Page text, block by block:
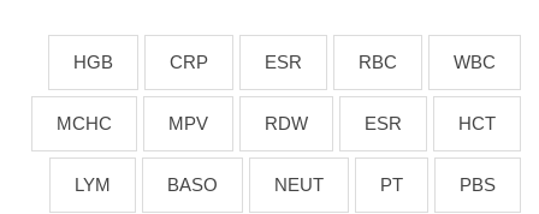
WBC
RBC
ESR
CRP
HGB
HCT
ESR
RDW
MPV
MCHC
PBS
PT
NEUT
BASO
LYM